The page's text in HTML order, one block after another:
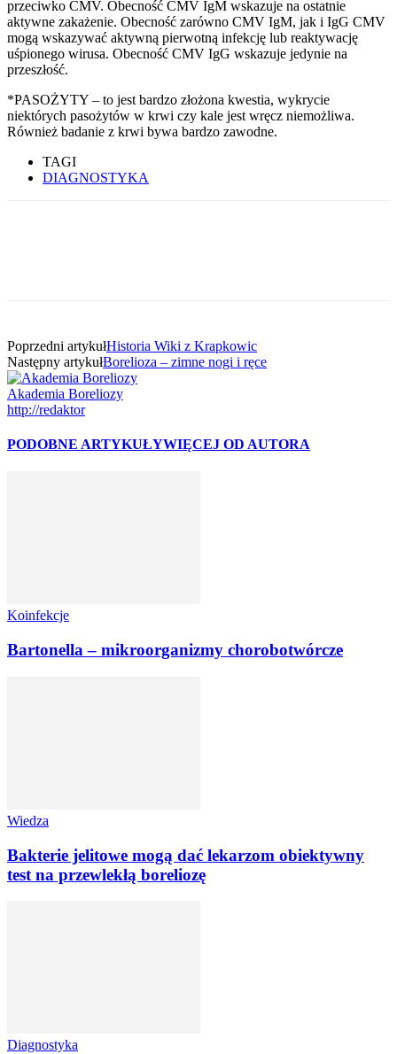
przeciwko CMV. Obecność CMV IgM wskazuje na ostatnie
aktywne zakażenie. Obecność zarówno CMV IgM, jak i IgG CMV
mogą wskazywać aktywną pierwotną infekcję lub reaktywację
uśpionego wirusa. Obecność CMV IgG wskazuje jedynie na
przeszłość.
*PASOŻYTY – to jest bardzo złożona kwestia, wykrycie
niektórych pasożytów w krwi czy kale jest wręcz niemożliwa.
Również badanie z krwi bywa bardzo zawodne.
TAGI
DIAGNOSTYKA
Poprzedni artykułHistoria Wiki z Krapkowic
Następny artykułBorelioza – zimne nogi i ręce
Akademia Boreliozy
http://redaktor
PODOBNE ARTYKUŁYWIĘCEJ OD AUTORA
Koinfekcje
Bartonella – mikroorganizmy chorobotwórcze
Wiedza
Bakterie jelitowe mogą dać lekarzom obiektywny
test na przewlekłą boreliozę
Diagnostyka